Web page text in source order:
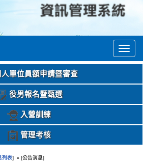
人單位員額申請暨審查
役男報名暨甄選
入營訓練
管理考核
列表] » [公告消息]